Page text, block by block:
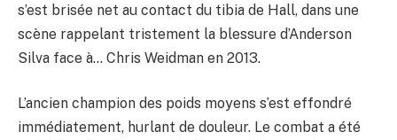
s’est brisée net au contact du tibia de Hall, dans une
scène rappelant tristement la blessure d’Anderson
Silva face à… Chris Weidman en 2013.
L’ancien champion des poids moyens s’est effondré
immédiatement, hurlant de douleur. Le combat a été